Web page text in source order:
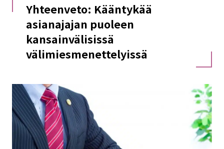
Yhteenveto: Kääntykää
asianajajan puoleen
kansainvälisissä
välimiesmenettelyissä